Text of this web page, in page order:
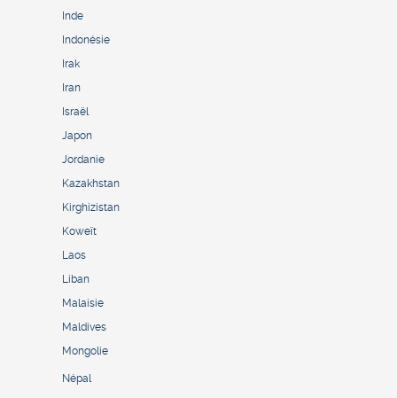
Inde
Indonésie
Irak
Iran
Israël
Japon
Jordanie
Kazakhstan
Kirghizistan
Koweït
Laos
Liban
Malaisie
Maldives
Mongolie
Népal